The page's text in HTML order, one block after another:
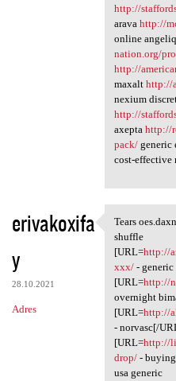
http://
arava http://
online
nation.org/
http://
maxalt http://
nexium
http://
axepta http://
pack/generic
cost-effective
erivakoxifa
y
28.10.2021
Adres
Tears
Tears
shuffle
[URL=http://
xxx/- generic
[URL=http://
overnight
[URL=http://
- norvasc[/
[URL=http://
drop/- buying
usa generic